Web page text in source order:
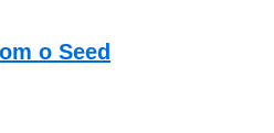
o Seed